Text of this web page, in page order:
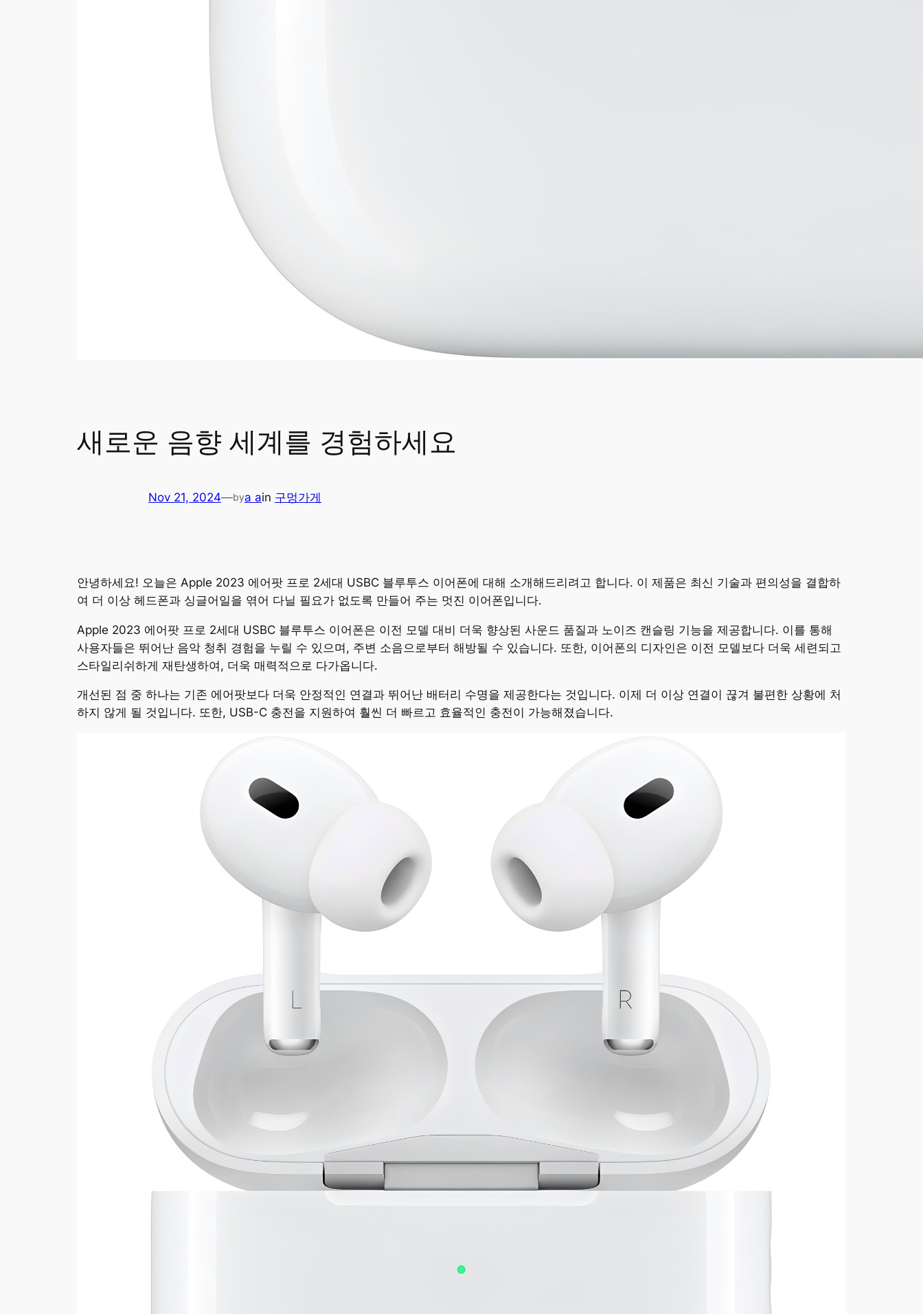
새로운 음향 세계를 경험하세요
Nov 21, 2024—bya ain 구멍가게
안녕하세요! 오늘은 Apple 2023 에어팟 프로 2세대 USBC 블루투스 이어폰에 대해 소개해드리려고 합니다. 이 제품은 최신 기술과 편의성을 결합하
여 더 이상 헤드폰과 싱글어일을 엮어 다닐 필요가 없도록 만들어 주는 멋진 이어폰입니다.
Apple 2023 에어팟 프로 2세대 USBC 블루투스 이어폰은 이전 모델 대비 더욱 향상된 사운드 품질과 노이즈 캔슬링 기능을 제공합니다. 이를 통해
사용자들은 뛰어난 음악 청취 경험을 누릴 수 있으며, 주변 소음으로부터 해방될 수 있습니다. 또한, 이어폰의 디자인은 이전 모델보다 더욱 세련되고
스타일리쉬하게 재탄생하여, 더욱 매력적으로 다가옵니다.
개선된 점 중 하나는 기존 에어팟보다 더욱 안정적인 연결과 뛰어난 배터리 수명을 제공한다는 것입니다. 이제 더 이상 연결이 끊겨 불편한 상황에 처
하지 않게 될 것입니다. 또한, USB-C 충전을 지원하여 훨씬 더 빠르고 효율적인 충전이 가능해졌습니다.